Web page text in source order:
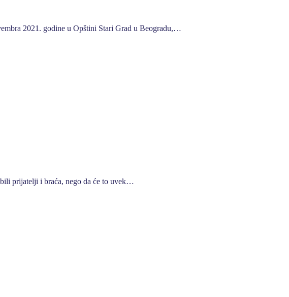
2021. godine u Opštini Stari Grad u Beogradu,…
bili prijatelji i braća, nego da će to uvek…